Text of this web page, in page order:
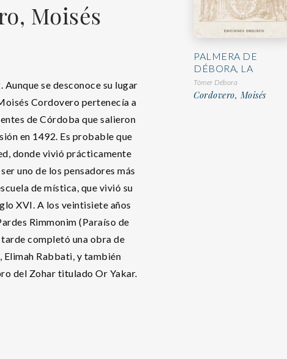
Moisés
se desconoce su lugar
Cordovero pertenecía a
de Córdoba que salieron
en 1492. Es probable que
donde vivió prácticamente
uno de los pensadores más
de mística, que vivió su
XVI. A los veintisiete años
Rimmonim (Paraíso de
completó una obra de
Rabbati, y también
del Zohar titulado Or Yakar.
PALMERA DE
DÉBORA, LA
Tómer Débora
Cordovero, Moisés